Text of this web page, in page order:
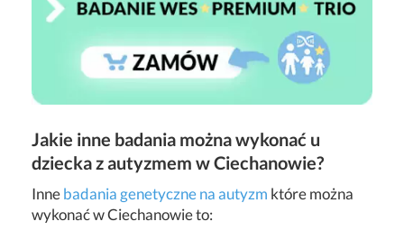
Jakie inne badania można wykonać u
dziecka z autyzmem w Ciechanowie?
Innebadania genetyczne na autyzm które można
wykonać w Ciechanowie to: